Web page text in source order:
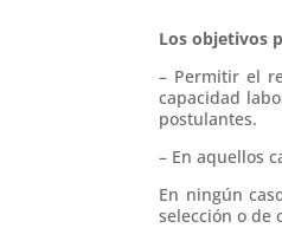
Los objetivos
– Permitir el
capacidad
postulantes.
– En aquellos
En ningún
selección o de